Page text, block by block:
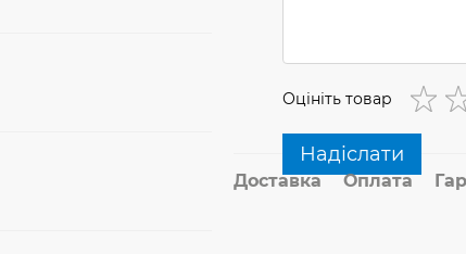
Оцініть товар
Надіслати
Доставка Оплата